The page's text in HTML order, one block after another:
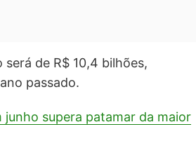
de R$ 10,4 bilhões,
passado.
junho supera patamar da maior